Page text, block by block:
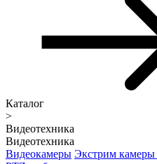
Каталог
>
Видеотехника
Видеотехника
Видеокамеры Экстрим камеры